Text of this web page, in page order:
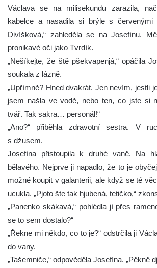
Václava se na milisekundu zarazila,
kabelce a nasadila si brýle s červenými
Divíšková,“ zahleděla se na Josefínu.
pronikavé oči jako Tvrdík.
„Nešíkejte, že ště pšekvapenjá,“ opáčila
soukala z lázně.
„Upřímně? Hned dvakrát. Jen nevím, jestli
jsem našla ve vodě, nebo ten, co jste si
tvář. Tak sakra… personál!“
„Ano?“ přiběhla zdravotní sestra. V
s džusem.
Josefína přistoupila k druhé vaně. Na
bělavého. Nejprve ji napadlo, že to je
možné koupit v galanterii, ale když se té
ucukla. „Pjoto šte tak hjubená, tetičko,“
„Panenko skákavá,“ pohlédla jí přes
se to sem dostalo?“
„Řekne mi někdo, co to je?“ odstrčila ji
do vany.
„Tašemniče,“ odpověděla Josefína. „Pěkně